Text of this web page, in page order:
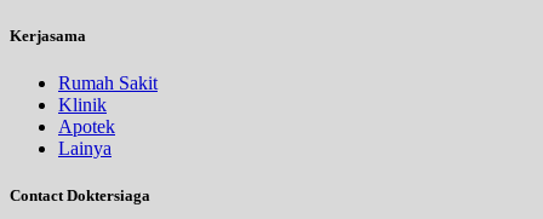
Kerjasama
Rumah Sakit
Klinik
Apotek
Lainya
Contact Doktersiaga